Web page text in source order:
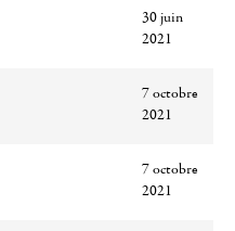
30 juin
2021
7 octobre
2021
7 octobre
2021